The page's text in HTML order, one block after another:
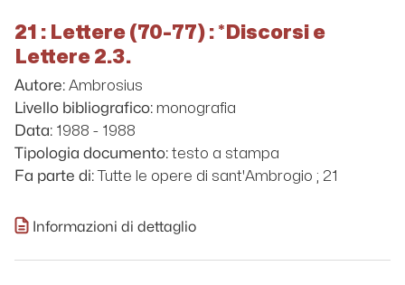
21 : Lettere (70-77) : *Discorsi e
Lettere 2.3.
Autore: Ambrosius
Livello bibliografico: monografia
Data: 1988 - 1988
Tipologia documento: testo a stampa
Fa parte di: Tutte le opere di sant'Ambrogio ; 21
Informazioni di dettaglio